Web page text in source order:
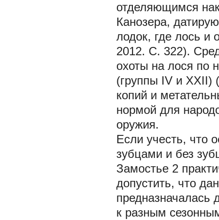
отделяющимся
Канозера,
лодок, где лось и
2012. С. 322).
охоты на лося по
(группы IV и XXII)
копий и
нормой для
оружия.
Если учесть, что
зубцами и без
Замостье 2
допустить, что
предназначалась
к разным